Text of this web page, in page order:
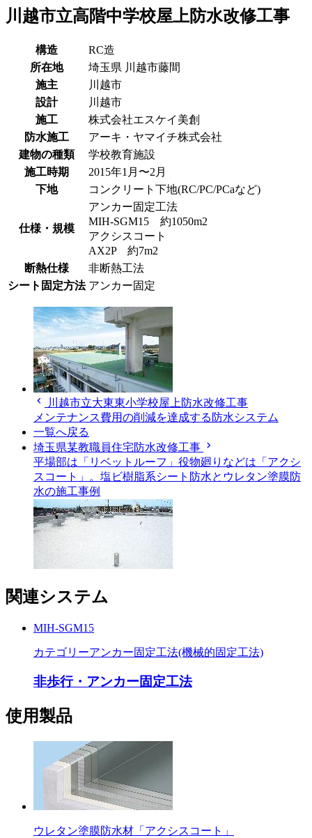
川越市立高階中学校屋上防水改修工事
構造
RC造
所在地
埼玉県 川越市藤間
施主
川越市
設計
川越市
施工
株式会社エスケイ美創
防水施工
アーキ・ヤマイチ株式会社
建物の種類
学校教育施設
施工時期
2015年1月〜2月
下地
コンクリート下地(RC/PC/PCaなど)
仕様・規模
アンカー固定工法
MIH-SGM15 約1050m2
アクシスコート
AX2P 約7m2
断熱仕様
非断熱工法
シート固定方法 アンカー固定
chevron_left
川越市立大東東小学校屋上防水改修工事
メンテナンス費用の削減を達成する防水システム
一覧へ戻る
埼玉県某教職員住宅防水改修工事 chevron_right
平場部は「リベットルーフ」役物廻りなどは「アクシ
スコート」。塩ビ樹脂系シート防水とウレタン塗膜防
水の施工事例
関連システム
MIH-SGM15
カテゴリーアンカー固定工法(機械的固定工法)
非歩行・アンカー固定工法
使用製品
ウレタン塗膜防水材「アクシスコート」